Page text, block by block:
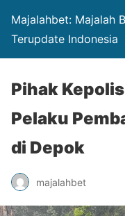
Majalahbet: Majalah
Terupdate Indonesia
Pihak
Pelaku
di Depok
majalahbet